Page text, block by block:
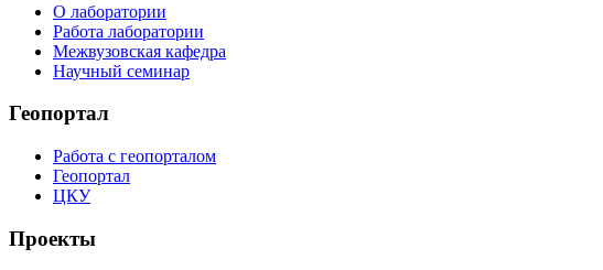
О лаборатории
Работа лаборатории
Межвузовская кафедра
Научный семинар
Геопортал
Работа с геопорталом
Геопортал
ЦКУ
Проекты